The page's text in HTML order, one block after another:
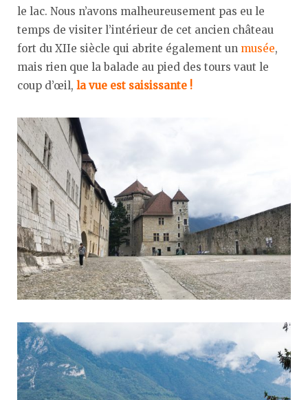
le lac. Nous n’avons malheureusement pas eu le
temps de visiter l’intérieur de cet ancien château
fort du XIIe siècle qui abrite également un musée,
mais rien que la balade au pied des tours vaut le
coup d’œil, la vue est saisissante !